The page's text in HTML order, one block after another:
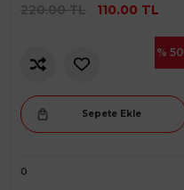
220.00 TL110.00 TL
% 50
Sepete Ekle
0